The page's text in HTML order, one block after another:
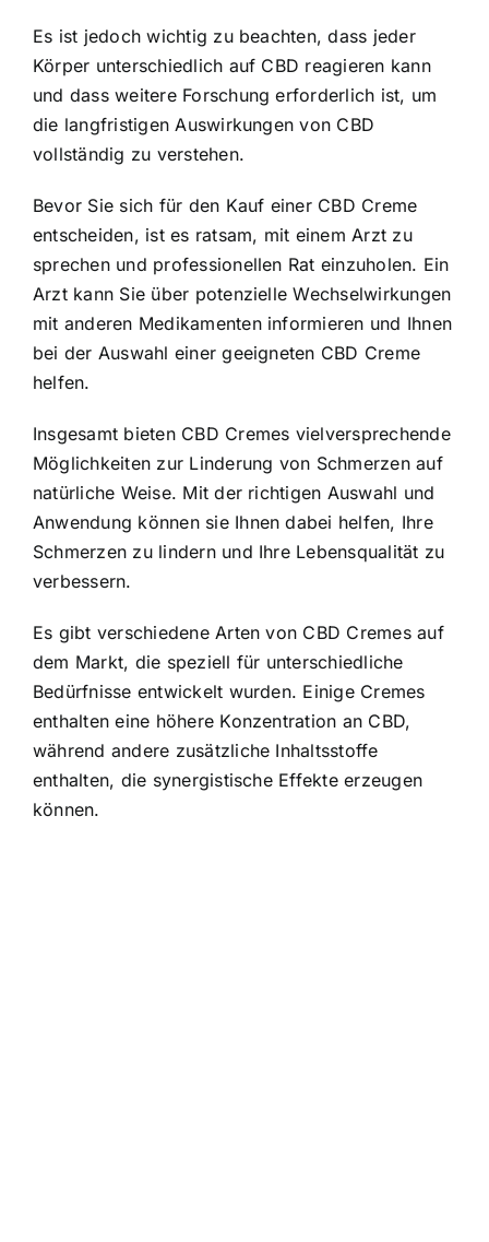
Es ist jedoch wichtig zu beachten, dass jeder
Körper unterschiedlich auf CBD reagieren kann
und dass weitere Forschung erforderlich ist, um
die langfristigen Auswirkungen von CBD
vollständig zu verstehen.
Bevor Sie sich für den Kauf einer CBD Creme
entscheiden, ist es ratsam, mit einem Arzt zu
sprechen und professionellen Rat einzuholen. Ein
Arzt kann Sie über potenzielle Wechselwirkungen
mit anderen Medikamenten informieren und Ihnen
bei der Auswahl einer geeigneten CBD Creme
helfen.
Insgesamt bieten CBD Cremes vielversprechende
Möglichkeiten zur Linderung von Schmerzen auf
natürliche Weise. Mit der richtigen Auswahl und
Anwendung können sie Ihnen dabei helfen, Ihre
Schmerzen zu lindern und Ihre Lebensqualität zu
verbessern.
Es gibt verschiedene Arten von CBD Cremes auf
dem Markt, die speziell für unterschiedliche
Bedürfnisse entwickelt wurden. Einige Cremes
enthalten eine höhere Konzentration an CBD,
während andere zusätzliche Inhaltsstoffe
enthalten, die synergistische Effekte erzeugen
können.